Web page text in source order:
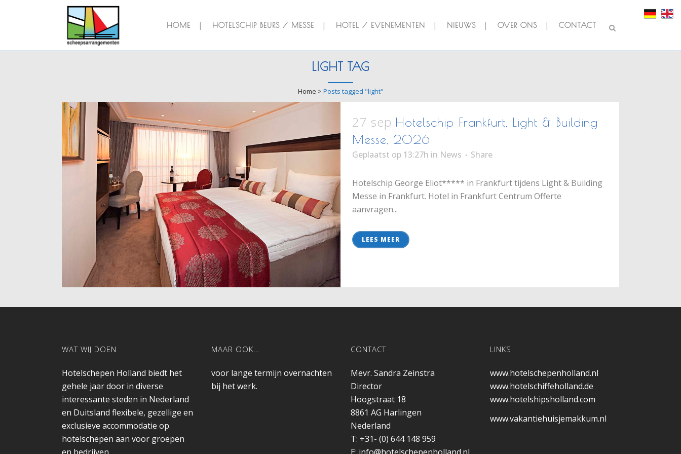
HOME HOTELSCHIP BEURS / MESSE HOTEL / EVENEMENTEN NIEUWS OVER ONS CONTACT
LIGHT TAG
Home > Posts tagged "light"
27 sep Hotelschip Frankfurt, Light & Building
Messe, 2026
Geplaatst op 13:27h in News Share
Hotelschip George Eliot***** in Frankfurt tijdens Light & Building
Messe in Frankfurt. Hotel in Frankfurt Centrum Offerte
aanvragen...
LEES MEER
WAT WIJ DOEN
Hotelschepen Holland biedt het
gehele jaar door in diverse
interessante steden in Nederland
en Duitsland flexibele, gezellige en
exclusieve accommodatie op
hotelschepen aan voor groepen
MAAR OOK…
voor lange termijn overnachten
bij het werk.
CONTACT
Mevr. Sandra Zeinstra
Director
Hoogstraat 18
8861 AG Harlingen
Nederland
T: +31- (0) 644 148 959
LINKS
www.hotelschepenholland.nl
www.hotelschiffeholland.de
www.hotelshipsholland.com
www.vakantiehuisjemakkum.nl